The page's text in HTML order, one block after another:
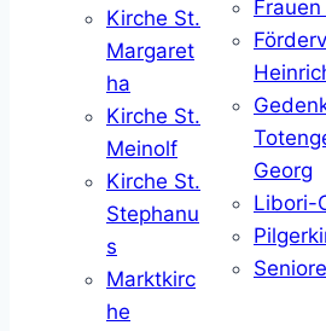
Kirche St.
Margaret
ha
Kirche St.
Meinolf
Kirche St.
Stephanu
s
Marktkirc
he
Georg
Libori-